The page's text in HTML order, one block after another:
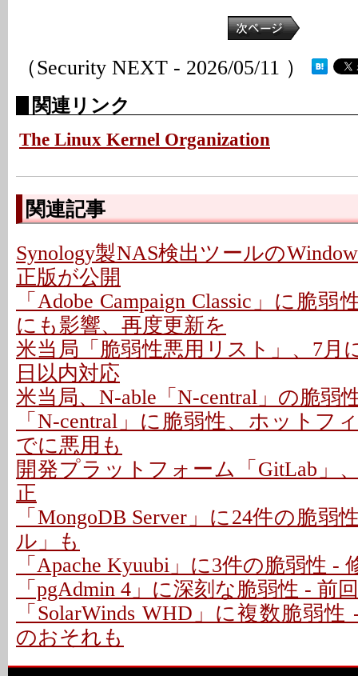
（Security NEXT - 2026/05/11 ）
関連リンク
The Linux Kernel Organization
関連記事
Synology製NAS検出ツールの
正版が公開
「Adobe Campaign Classic」に脆
にも影響、再度更新を
米当局「脆弱性悪用リスト」、7月
日以内対応
米当局、N-able「N-central」の脆弱
「N-central」に脆弱性、ホットフ
でに悪用も
開発プラットフォーム「GitLab」
正
「MongoDB Server」に24件の脆
ル」も
「Apache Kyuubi」に3件の脆弱性 -
「pgAdmin 4」に深刻な脆弱性 - 前
「SolarWinds WHD」に複数脆弱
のおそれも